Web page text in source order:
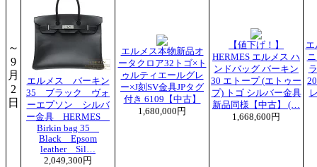
～
9
月
2
日
エルメス バーキン
35 ブラック ヴォ
ーエプソン シルバ
ー金具 HERMES
Birkin bag 35
Black Epsom
leather Sil…
2,049,300円
エルメス本物新品オ
ータクロア32トゴ×ト
ゥルティエールグレ
ー×J刻SV金具JPタグ
付き 6109【中古】
1,680,000円
【値下げ！】
HERMES エルメス ハ
ンドバッグ バーキン
30 エトープ (エトゥー
プ) トゴ シルバー金具
新品同様【中古】 (…
1,668,600円